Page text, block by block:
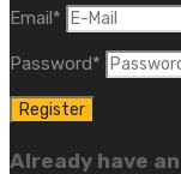
Email*
Password*
Already have